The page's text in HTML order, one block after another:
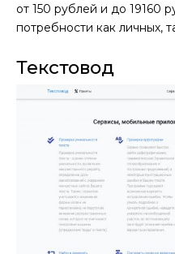
от 150 рублей и до 19160
потребности как личных,
Текстовод